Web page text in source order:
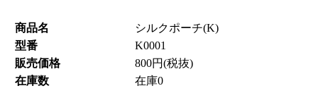
商品名
シルクポーチ(K)
型番
K0001
販売価格
800円(税抜)
在庫数
在庫0